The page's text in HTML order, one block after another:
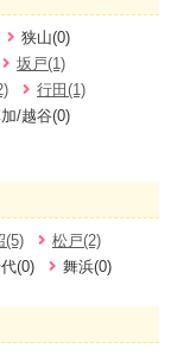
狭山(0)
坂戸(1)
行田(1)
/越谷(0)
(5)
松戸(2)
(0) 舞浜(0)